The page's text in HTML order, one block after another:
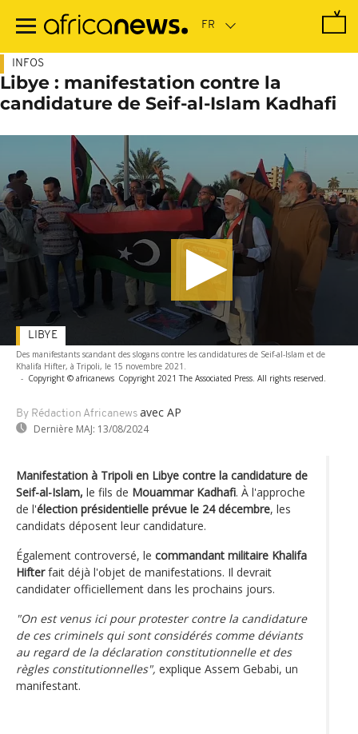
contenu
INFOS
Libye : manifestation contre la
candidature de Seif-al-Islam Kadhafi
Des manifestants scandant des slogans contre les candidatures de Seif-al-Islam et de
Khalifa Hifter, à Tripoli, le 15 novembre 2021.
- Copyright © africanews Copyright 2021 The Associated Press. All rights reserved.
By Rédaction Africanews avec AP
Dernière MAJ: 13/08/2024
LIBYE
Manifestation à Tripoli en Libye contre la candidature de
Seif-al-Islam, le fils de Mouammar Kadhafi. À l'approche
de l'élection présidentielle prévue le 24 décembre, les
candidats déposent leur candidature.
Également controversé, le commandant militaire Khalifa
Hifterfait déjà l'objet de manifestations. Il devrait
candidater officiellement dans les prochains jours.
"On est venus ici pour protester contre la candidature
de ces criminels qui sont considérés comme déviants
au regard de la déclaration constitutionnelle et des
règles constitutionnelles", explique Assem Gebabi, un
manifestant.